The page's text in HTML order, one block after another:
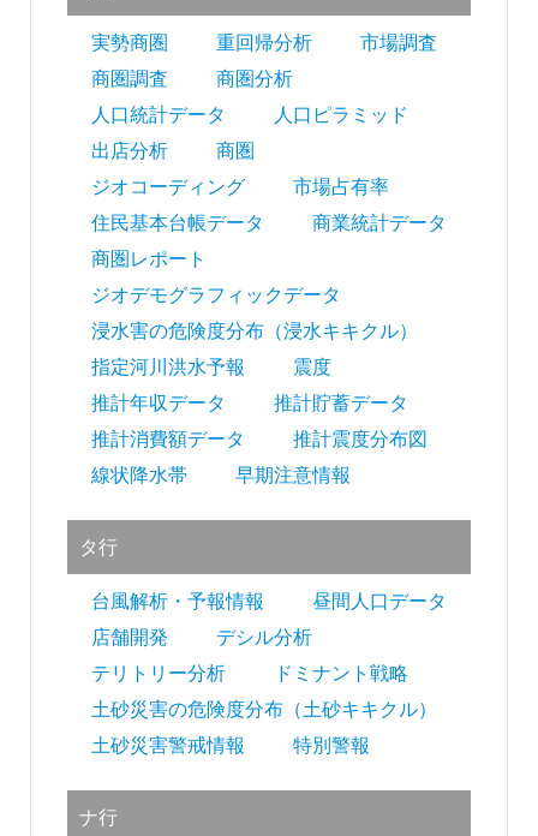
実勢商圏 重回帰分析
市場調査
商圏調査
商圏分析
人口統計データ
人口ピラミッド
出店分析
商圏
ジオコーディング
市場占有率
住民基本台帳データ
商業統計データ
商圏レポート
ジオデモグラフィックデータ
浸水害の危険度分布（浸水キキクル）
指定河川洪水予報
震度
推計年収データ
推計貯蓄データ
推計消費額データ
推計震度分布図
線状降水帯
早期注意情報
タ行
台風解析・予報情報
昼間人口データ
店舗開発
デシル分析
テリトリー分析
ドミナント戦略
土砂災害の危険度分布（土砂キキクル）
土砂災害警戒情報
特別警報
ナ行